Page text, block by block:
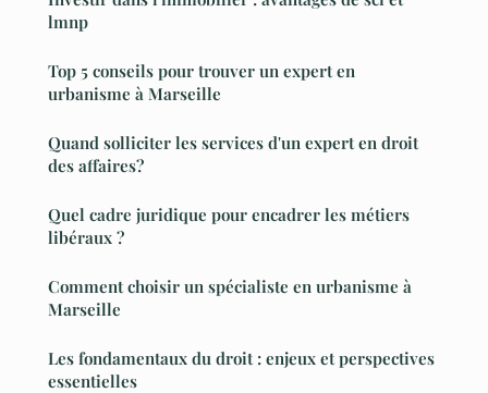
lmnp
Top 5 conseils pour trouver un expert en
urbanisme à Marseille
Quand solliciter les services d'un expert en droit
des affaires?
Quel cadre juridique pour encadrer les métiers
libéraux ?
Comment choisir un spécialiste en urbanisme à
Marseille
Les fondamentaux du droit : enjeux et perspectives
essentielles